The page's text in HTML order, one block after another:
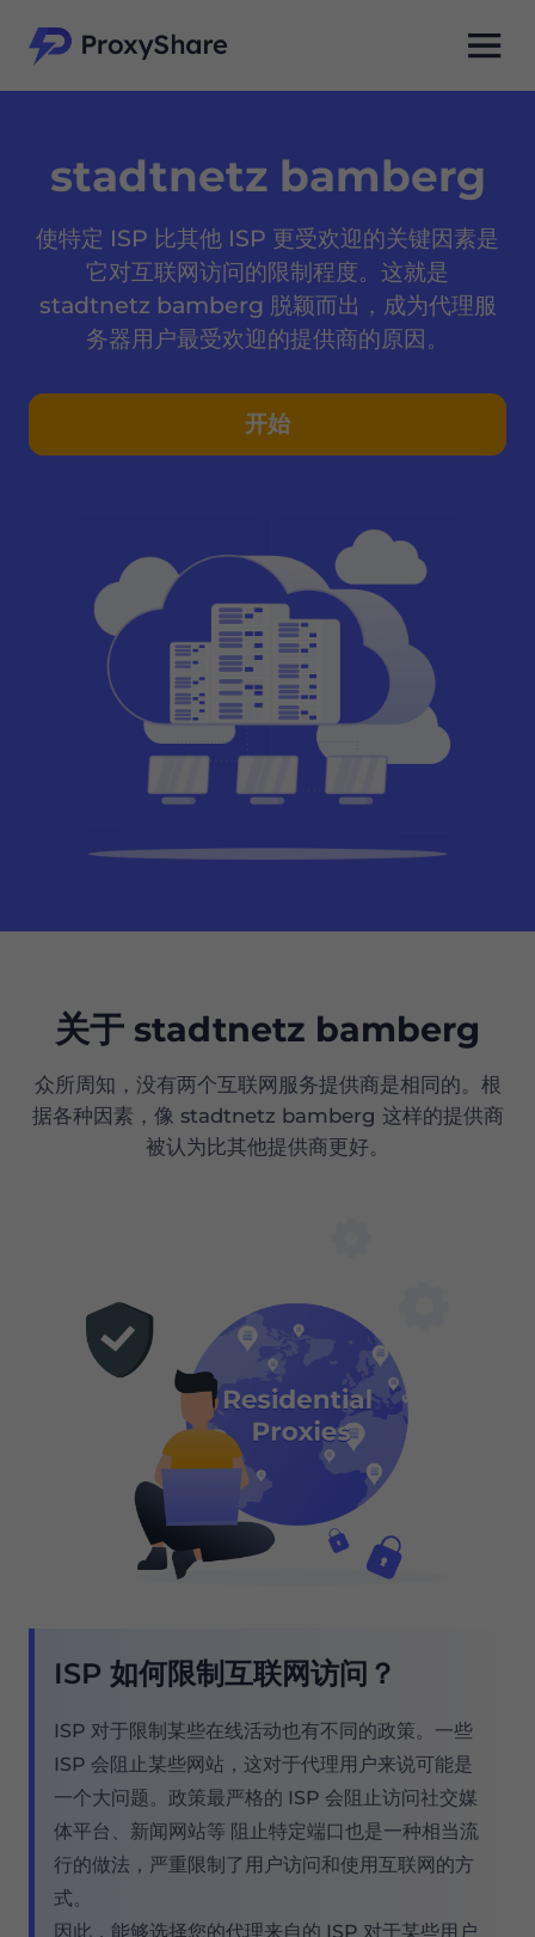
stadtnetz bamberg
使特定 ISP 比其他 ISP 更受欢迎的关键因素是
它对互联网访问的限制程度。这就是
stadtnetz bamberg 脱颖而出，成为代理服
务器用户最受欢迎的提供商的原因。
开始
关于 stadtnetz bamberg
众所周知，没有两个互联网服务提供商是相同的。根
据各种因素，像 stadtnetz bamberg 这样的提供商
被认为比其他提供商更好。
ISP 如何限制互联网访问？
ISP 对于限制某些在线活动也有不同的政策。一些
ISP 会阻止某些网站，这对于代理用户来说可能是
一个大问题。政策最严格的 ISP 会阻止访问社交媒
体平台、新闻网站等 阻止特定端口也是一种相当流
行的做法，严重限制了用户访问和使用互联网的方
式。
因此，能够选择您的代理来自的 ISP 对于某些用户